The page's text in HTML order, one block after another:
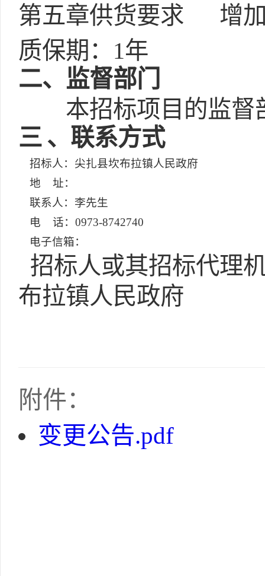
第五章供货要求
增
质保期： 1年
二、监督部门
本招标项目的监督
三 、联系方式
招标人：尖扎县坎布拉镇人民政府
地 址：
联系人：李先生
电 话：0973-8742740
电子信箱：
招标人或其招标代理
布拉镇人民政府
附件：
变更公告.pdf